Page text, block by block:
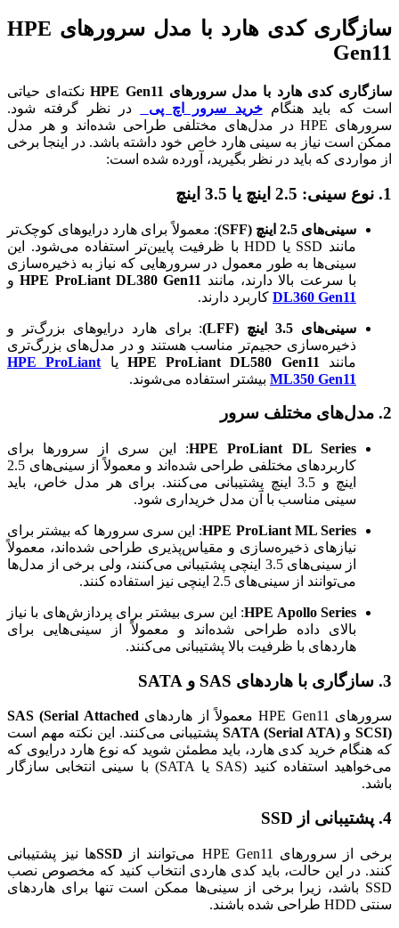
سازگاری کدی هارد با مدل سرورهای HPE
Gen11
سازگاری کدی هارد با مدل سرورهای HPE Gen11
نکته‌ای حیاتی
است که باید هنگامخرید سرور اچ پی
در نظر گرفته شود.
سرورهای HPE در مدل‌های مختلفی طراحی شده‌اند و هر مدل
ممکن است نیاز به سینی هارد خاص خود داشته باشد. در اینجا برخی
از مواردی که باید در نظر بگیرید، آورده شده است:
1. نوع سینی: 2.5 اینچ یا 3.5 اینچ
سینی‌های 2.5 اینچ (SFF)
: معمولاً برای هارد درایوهای کوچک‌تر
مانند SSD یا HDD با ظرفیت پایین‌تر استفاده می‌شود. این
سینی‌ها به طور معمول در سرورهایی که نیاز به ذخیره‌سازی
با سرعت بالا دارند، مانند HPE ProLiant DL380 Gen11و
DL360 Gen11 کاربرد دارند.
سینی‌های 3.5 اینچ (LFF)
: برای هارد درایوهای بزرگ‌تر و
ذخیره‌سازی حجیم‌تر مناسب هستند و در مدل‌های بزرگ‌تری
مانند
HPE ProLiant DL580 Gen11 یا
HPE ProLiant
ML350 Gen11 بیشتر استفاده می‌شوند.
2. مدل‌های مختلف سرور
HPE ProLiant DL Series: این سری از سرورها برای
کاربردهای مختلفی طراحی شده‌اند و معمولاً از سینی‌های 2.5
اینچ و 3.5 اینچ پشتیبانی می‌کنند. برای هر مدل خاص، باید
سینی مناسب با آن مدل خریداری شود.
HPE ProLiant ML Series: این سری سرورها که بیشتر برای
نیازهای ذخیره‌سازی و مقیاس‌پذیری طراحی شده‌اند، معمولاً
از سینی‌های 3.5 اینچی پشتیبانی می‌کنند، ولی برخی از مدل‌ها
می‌توانند از سینی‌های 2.5 اینچی نیز استفاده کنند.
HPE Apollo Series: این سری بیشتر برای پردازش‌های با نیاز
بالای داده طراحی شده‌اند و معمولاً از سینی‌هایی برای
هاردهای با ظرفیت بالا پشتیبانی می‌کنند.
3. سازگاری با هاردهای SAS و SATA
سرورهای HPE Gen11 معمولاً از هاردهای
SAS (Serial Attached
SCSI)وSATA (Serial ATA)پشتیبانی می‌کنند. این نکته مهم است
که هنگام خرید کدی هارد، باید مطمئن شوید که نوع هارد درایوی که
می‌خواهید استفاده کنید (SAS یا SATA) با سینی انتخابی سازگار
باشد.
4. پشتیبانی از SSD
برخی از سرورهای HPE Gen11 می‌توانند از SSD‌ها نیز پشتیبانی
کنند. در این حالت، باید کدی هاردی انتخاب کنید که مخصوص نصب
SSD باشد، زیرا برخی از سینی‌ها ممکن است تنها برای هاردهای
سنتی HDD طراحی شده باشند.